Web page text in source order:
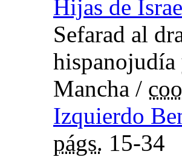
Hijas de
Sefarad al
Mancha /
Izquierdo
págs. 15-34